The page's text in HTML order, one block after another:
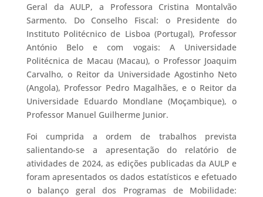
Geral da AULP, a Professora Cristina Montalvão
Sarmento. Do Conselho Fiscal: o Presidente do
Instituto Politécnico de Lisboa (Portugal), Professor
António Belo e com vogais: A Universidade
Politécnica de Macau (Macau), o Professor Joaquim
Carvalho, o Reitor da Universidade Agostinho Neto
(Angola), Professor Pedro Magalhães, e o Reitor da
Universidade Eduardo Mondlane (Moçambique), o
Professor Manuel Guilherme Junior.
Foi cumprida a ordem de trabalhos prevista
salientando-se a apresentação do relatório de
atividades de 2024, as edições publicadas da AULP e
foram apresentados os dados estatísticos e efetuado
o balanço geral dos Programas de Mobilidade: